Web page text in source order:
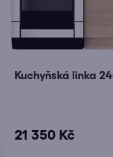
Kuchyňská linka
21 350 Kč